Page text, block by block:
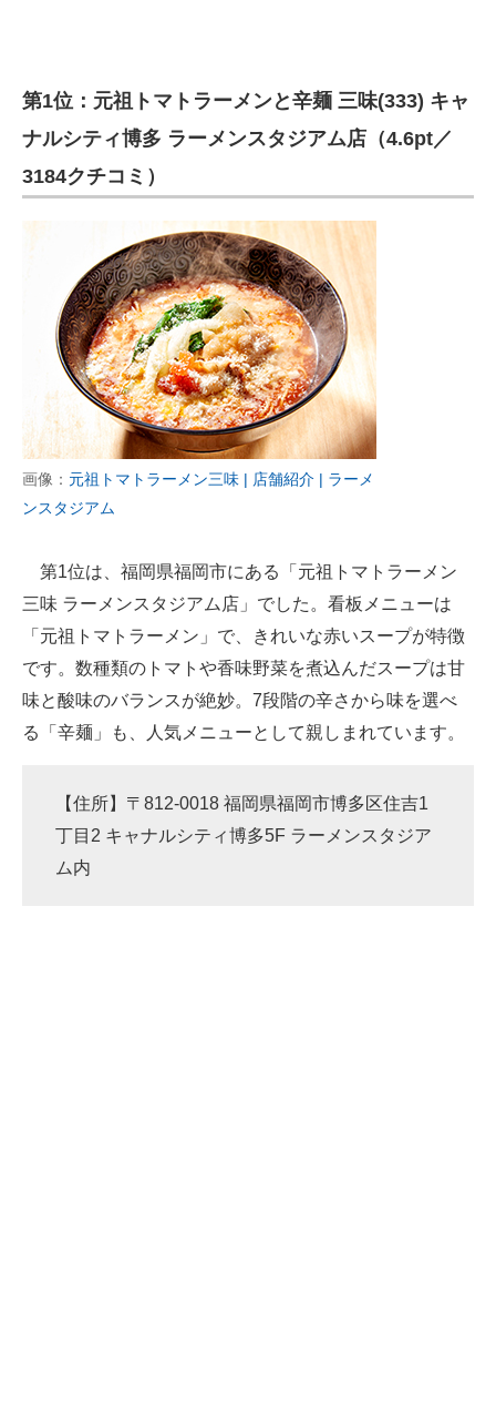
第1位：元祖トマトラーメンと辛麺 三味(333) キャ
ナルシティ博多 ラーメンスタジアム店（4.6pt／
3184クチコミ）
画像： 元祖トマトラーメン三味 | 店舗紹介 | ラーメ
ンスタジアム
第1位は、福岡県福岡市にある「元祖トマトラーメン
三味 ラーメンスタジアム店」でした。看板メニューは
「元祖トマトラーメン」で、きれいな赤いスープが特徴
です。数種類のトマトや香味野菜を煮込んだスープは甘
味と酸味のバランスが絶妙。7段階の辛さから味を選べ
る「辛麺」も、人気メニューとして親しまれています。
【住所】〒812-0018 福岡県福岡市博多区住吉1
丁目2 キャナルシティ博多5F ラーメンスタジア
ム内